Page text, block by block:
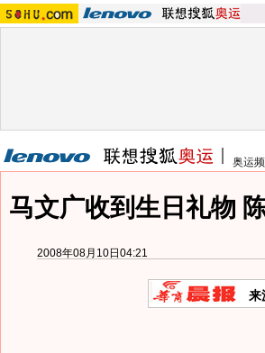
奥运
马文广收到生日礼物
2008年08月10日04:21
来